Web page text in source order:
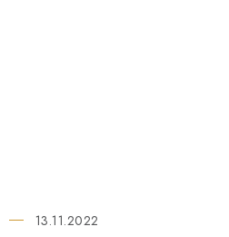
13.11.2022